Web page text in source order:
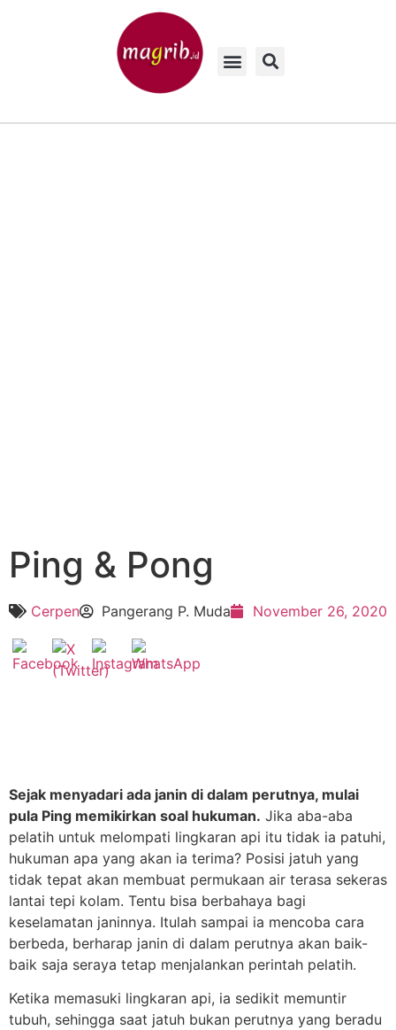
Ping & Pong
Cerpen Pangerang P. Muda November 26, 2020
Sejak menyadari ada janin di dalam perutnya, mulai
pula Ping memikirkan soal hukuman. Jika aba-aba
pelatih untuk melompati lingkaran api itu tidak ia patuhi,
hukuman apa yang akan ia terima? Posisi jatuh yang
tidak tepat akan membuat permukaan air terasa sekeras
lantai tepi kolam. Tentu bisa berbahaya bagi
keselamatan janinnya. Itulah sampai ia mencoba cara
berbeda, berharap janin di dalam perutnya akan baik-
baik saja seraya tetap menjalankan perintah pelatih.
Ketika memasuki lingkaran api, ia sedikit memuntir
tubuh, sehingga saat jatuh bukan perutnya yang beradu